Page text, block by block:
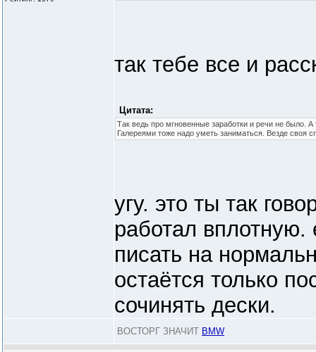
так тебе все и
Цитата:
Так ведь про мгновенные заработки и речи не было. А
Галереями тоже надо уметь заниматься. Везде своя
угу. это ты так
работал
писать на
остаётся только
сочинять дески.
ВОСТОРГ ЗНАЧИТ BMW